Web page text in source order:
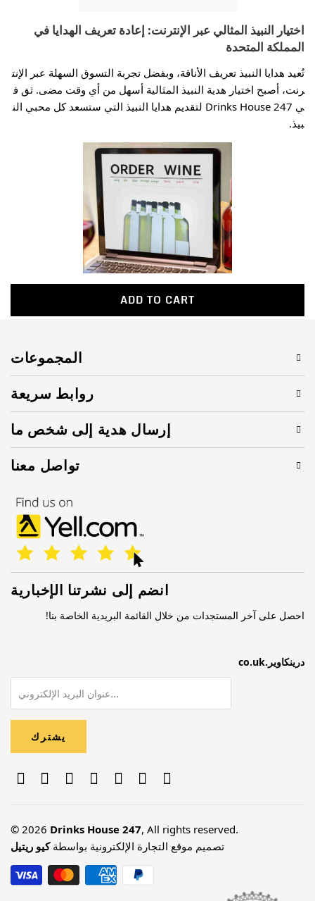
اختيار النبيذ المثالي عبر الإنترنت: إعادة تعريف الهدايا في
المملكة المتحدة
تُعيد هدايا النبيذ تعريف الأناقة، وبفضل تجربة التسوق السهلة عبر الإنت
رنت، أصبح اختيار هدية النبيذ المثالية أسهل من أي وقت مضى. ثق ف
ي Drinks House 247 لتقديم هدايا النبيذ التي ستسعد كل محبي الن
بيذ.
ADD TO CART
المجموعات
روابط سريعة
إرسال هدية إلى شخص ما
تواصل معنا
انضم إلى نشرتنا الإخبارية
احصل على آخر المستجدات من خلال القائمة البريدية الخاصة بنا!
درينكاوير.co.uk
© 2026 Drinks House 247, All rights reserved.
تصميم موقع التجارة الإلكترونية بواسطة كيو ريتيل